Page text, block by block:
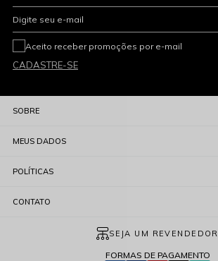
Digite seu e-mail
CADASTRE-SE
Aceito receber promoções por e-mail
SOBRE
MEUS DADOS
POLÍTICAS
CONTATO
FORMAS DE PAGAMENTO
SEJA UM REVENDEDOR